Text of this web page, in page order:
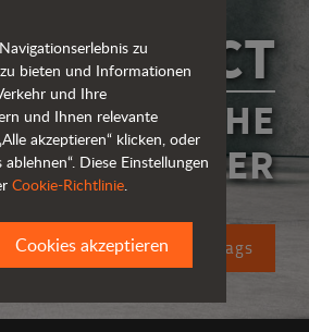
COMPACT
ELEKTRISCHE
eines Kostenvoranschlags
zu
bieten und Informationen
und Ihre
und Ihnen relevante
akzeptieren“ klicken, oder
Diese Einstellungen
Cookie-Richtlinie.
Cookies akzeptieren